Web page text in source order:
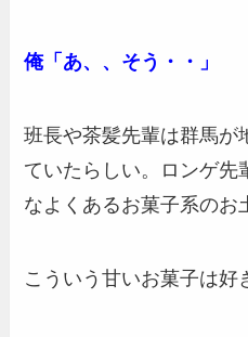
俺「あ、、そう・・」
班長や茶髪先輩は群馬が
ていたらしい。ロンゲ先
なよくあるお菓子系のお
こういう甘いお菓子は好